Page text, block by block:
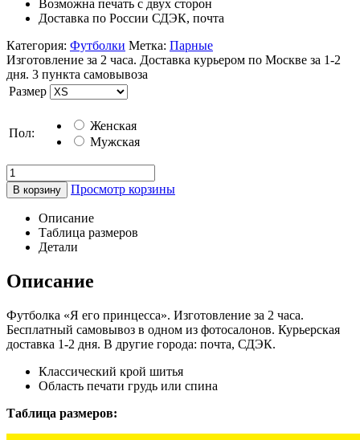
Возможна печать с двух сторон
Доставка по России СДЭК, почта
Категория: Футболки Метка: Парные
Изготовление за 2 часа. Доставка курьером по Москве за 1-2
дня. 3 пункта самовывоза
Размер
Пол:
Женская
Мужская
В корзину Просмотр корзины
Описание
Таблица размеров
Детали
Описание
Футболка «Я его принцесса». Изготовление за 2 часа.
Бесплатный самовывоз в одном из фотосалонов. Курьерская
доставка 1-2 дня. В другие города: почта, СДЭК.
Классический крой шитья
Область печати грудь или спина
Таблица размеров: